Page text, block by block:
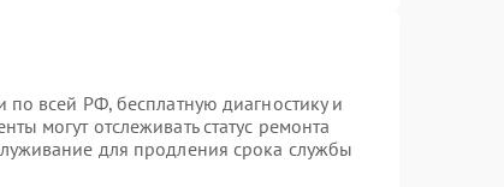
по всей РФ, бесплатную диагностику и
могут отслеживать статус ремонта
для продления срока службы